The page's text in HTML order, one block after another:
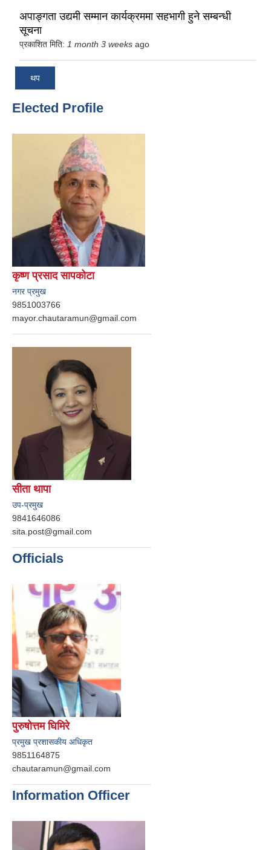
अपाङ्गता उद्यमी सम्मान कार्यक्रममा सहभागी हुने सम्बन्धी
सूचना
प्रकाशित मिति: 1 month 3 weeks ago
थप
Elected Profile
कृष्ण प्रसाद सापकोटा
नगर प्रमुख
9851003766
mayor.chautaramun@gmail.com
सीता थापा
उप-प्रमुख
9841646086
sita.post@gmail.com
Officials
पुरुषोत्तम घिमिरे
प्रमुख प्रशासकीय अधिकृत
9851164875
chautaramun@gmail.com
Information Officer